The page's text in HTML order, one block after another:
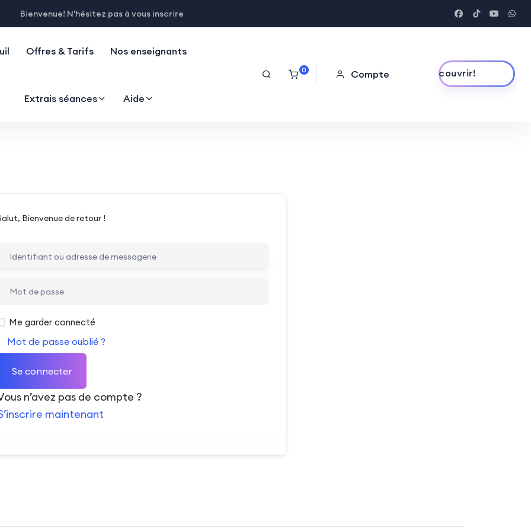
Bienvenue! N'hésitez pas à vous inscrire
Offres & Tarifs Nos enseignants
Extrais séances Aide
0 Compte Découvrir!
Bienvenue de retour !
Me garder connecté
Mot de passe oublié ?
Se connecter
n’avez pas de compte ?
maintenant